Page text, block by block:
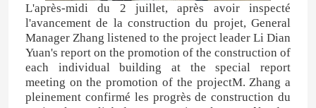
L'après-midi du 2 juillet, après avoir inspecté
l'avancement de la construction du projet, General
Manager Zhang listened to the project leader Li Dian
Yuan's report on the promotion of the construction of
each individual building at the special report
meeting on the promotion of the projectM. Zhang a
pleinement confirmé les progrès de construction du